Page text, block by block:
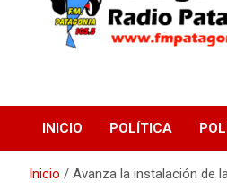
FM
INICIO POLÍTICA
Inicio Avanza la instalación de